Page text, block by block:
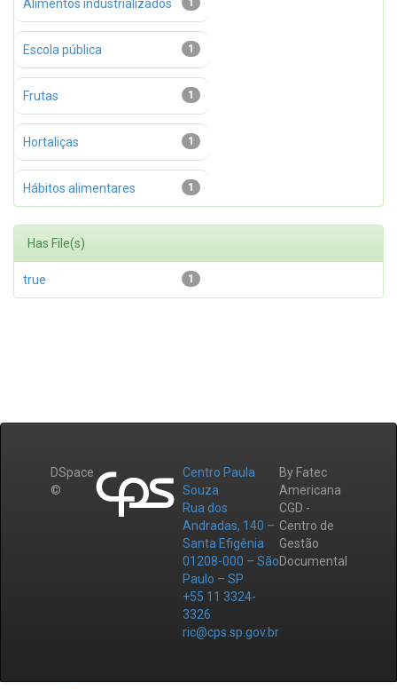
1
Alimentos industrializados
1
Escola pública
1
Frutas
1
Hortaliças
1
Hábitos alimentares
Has File(s)
1
true
DSpace
©
Centro Paula
Souza
Rua dos
Andradas, 140 –
Santa Efigênia
01208-000 – São
Paulo – SP
+55 11 3324-
3326
ric@cps.sp.gov.br
By Fatec
Americana
CGD -
Centro de
Gestão
Documental